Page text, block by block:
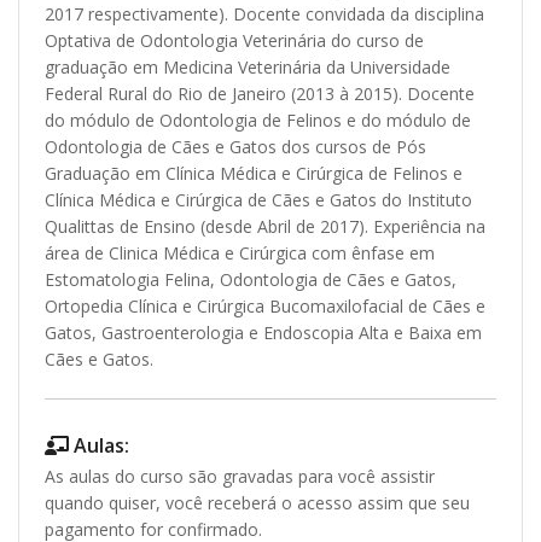
2017 respectivamente). Docente convidada da disciplina
Optativa de Odontologia Veterinária do curso de
graduação em Medicina Veterinária da Universidade
Federal Rural do Rio de Janeiro (2013 à 2015). Docente
do módulo de Odontologia de Felinos e do módulo de
Odontologia de Cães e Gatos dos cursos de Pós
Graduação em Clínica Médica e Cirúrgica de Felinos e
Clínica Médica e Cirúrgica de Cães e Gatos do Instituto
Qualittas de Ensino (desde Abril de 2017). Experiência na
área de Clinica Médica e Cirúrgica com ênfase em
Estomatologia Felina, Odontologia de Cães e Gatos,
Ortopedia Clínica e Cirúrgica Bucomaxilofacial de Cães e
Gatos, Gastroenterologia e Endoscopia Alta e Baixa em
Cães e Gatos.
Aulas:
As aulas do curso são gravadas para você assistir
quando quiser, você receberá o acesso assim que seu
pagamento for confirmado.